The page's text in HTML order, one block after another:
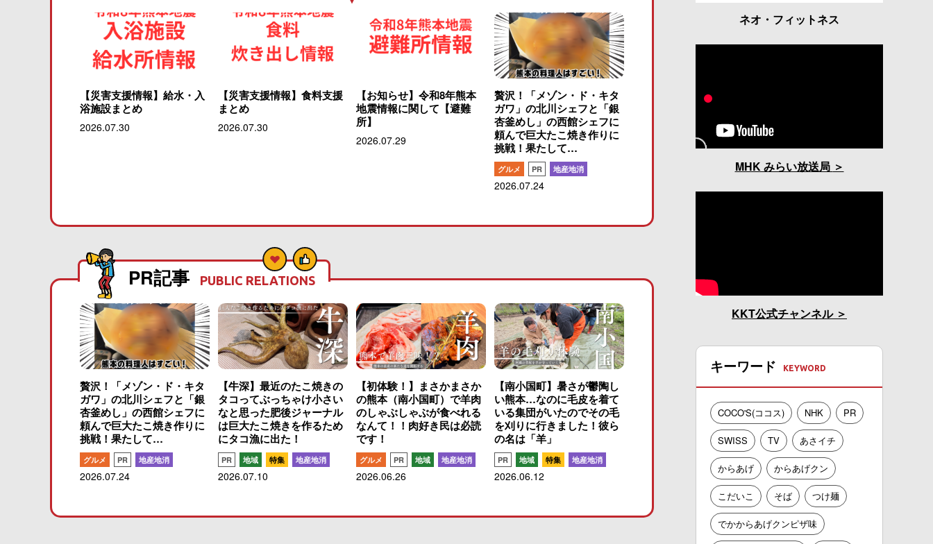
【災害支援情報】給水・入
浴施設まとめ
2026.07.30
【災害支援情報】食料支援
まとめ
2026.07.30
【お知らせ】令和8年熊本
地震情報に関して【避難
所】
2026.07.29
贅沢！「メゾン・ド・キタ
ガワ」の北川シェフと「銀
杏釜めし」の西館シェフに
頼んで巨大たこ焼き作りに
挑戦！果たして…
グルメ PR 地産地消
2026.07.24
PR記事 PUBLIC RELATIONS
贅沢！「メゾン・ド・キタ
ガワ」の北川シェフと「銀
杏釜めし」の西館シェフに
頼んで巨大たこ焼き作りに
挑戦！果たして…
グルメ PR 地産地消
2026.07.24
【牛深】最近のたこ焼きの
タコってぶっちゃけ小さい
なと思った肥後ジャーナル
は巨大たこ焼きを作るため
にタコ漁に出た！
PR 地域 特集 地産地消
2026.07.10
【初体験！】まさかまさか
の熊本（南小国町）で羊肉
のしゃぶしゃぶが食べれる
なんて！！肉好き民は必読
です！
グルメ PR 地域 地産地消
2026.06.26
【南小国町】暑さが鬱陶し
い熊本…なのに毛皮を着て
いる集団がいたのでその毛
を刈りに行きました！彼ら
の名は「羊」
PR 地域 特集 地産地消
2026.06.12
ネオ・フィットネス
MHK みらい放送局
KKT公式チャンネル
キーワード
COCO'S(ココス) NHK PR
SWISS TV あさイチ
からあげ からあげクン
こだいこ そば つけ麺
でかからあげクンピザ味